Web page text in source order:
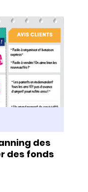
des
des fonds